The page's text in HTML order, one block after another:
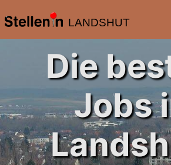
LANDSHUT
Die
Jobs